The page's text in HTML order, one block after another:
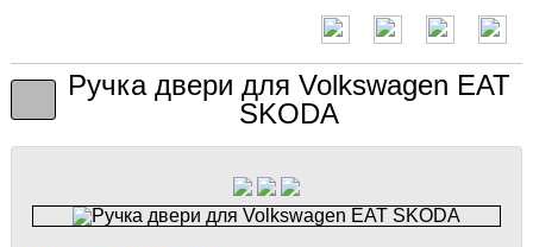
Ручка двери для Volkswagen EAT
SKODA